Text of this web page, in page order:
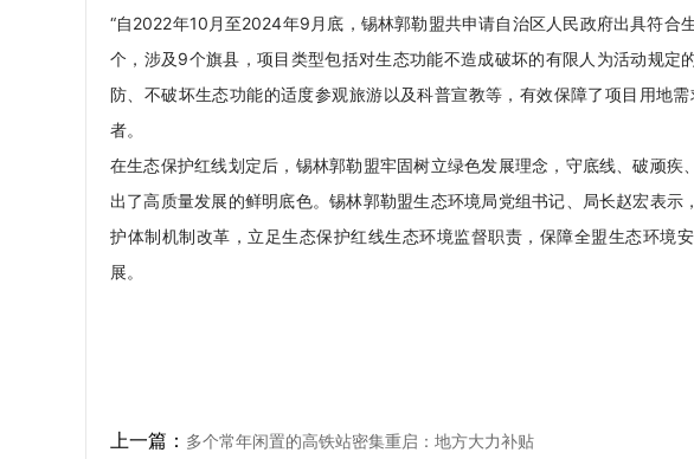
“自2022年10月至2024年9月底，锡林郭勒盟共申请自治区人民政府出具符合
个，涉及9个旗县，项目类型包括对生态功能不造成破坏的有限人为活动规定
防、不破坏生态功能的适度参观旅游以及科普宣教等，有效保障了项目用地
者。
在生态保护红线划定后，锡林郭勒盟牢固树立绿色发展理念，守底线、破顽
出了高质量发展的鲜明底色。锡林郭勒盟生态环境局党组书记、局长赵宏表
护体制机制改革，立足生态保护红线生态环境监督职责，保障全盟生态环境
展。
上一篇： 多个常年闲置的高铁站密集重启：地方大力补贴